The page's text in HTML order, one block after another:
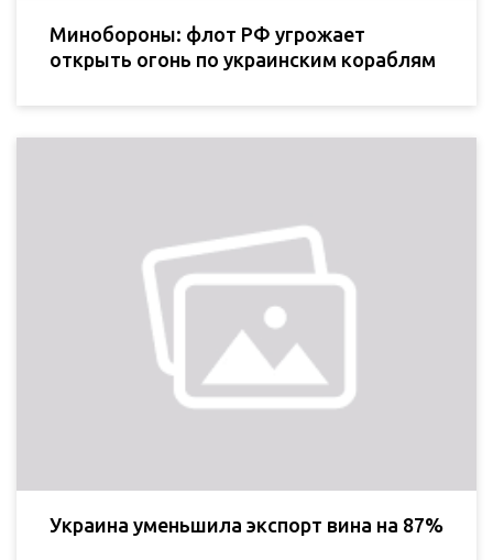
Минобороны: флот РФ угрожает
открыть огонь по украинским кораблям
Украина уменьшила экспорт вина на 87%